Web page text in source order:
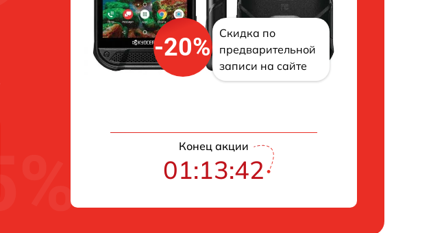
-20%
Скидка по
предварительной
записи на сайте
Конец акции
01:13:42